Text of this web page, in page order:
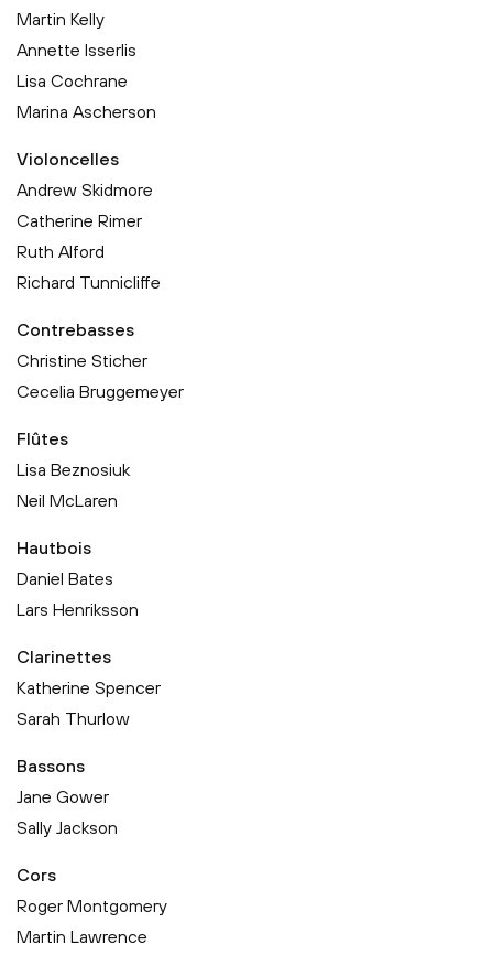
Martin Kelly
Annette Isserlis
Lisa Cochrane
Marina Ascherson
Violoncelles
Andrew Skidmore
Catherine Rimer
Ruth Alford
Richard Tunnicliffe
Contrebasses
Christine Sticher
Cecelia Bruggemeyer
Flûtes
Lisa Beznosiuk
Neil McLaren
Hautbois
Daniel Bates
Lars Henriksson
Clarinettes
Katherine Spencer
Sarah Thurlow
Bassons
Jane Gower
Sally Jackson
Cors
Roger Montgomery
Martin Lawrence